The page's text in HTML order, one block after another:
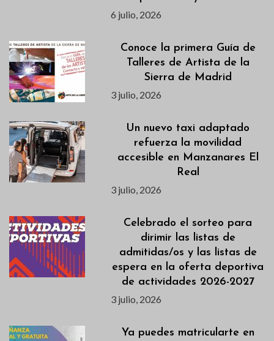
6 julio, 2026
Conoce la primera Guía de
Talleres de Artista de la
Sierra de Madrid
3 julio, 2026
Un nuevo taxi adaptado
refuerza la movilidad
accesible en Manzanares El
Real
3 julio, 2026
Celebrado el sorteo para
dirimir las listas de
admitidas/os y las listas de
espera en la oferta deportiva
de actividades 2026-2027
3 julio, 2026
Ya puedes matricularte en